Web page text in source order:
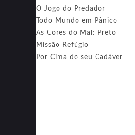
O Jogo do Predador
Todo Mundo em Pânico
As Cores do Mal: Preto
Missão Refúgio
Por Cima do seu Cadáver